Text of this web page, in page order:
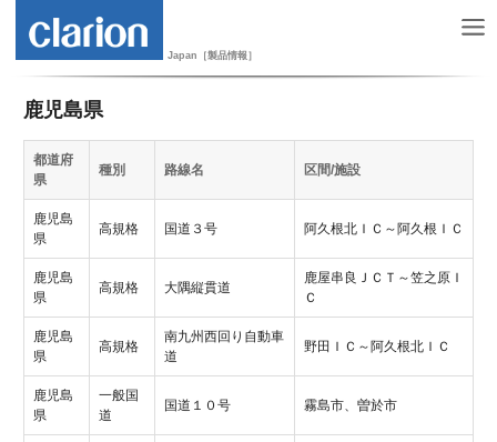
Japan［製品情報］
鹿児島県
都道府
県
種別 路線名 区間/施設
鹿児島
県
高規格 国道３号 阿久根北ＩＣ～阿久根ＩＣ
鹿児島
県
高規格 大隅縦貫道
鹿屋串良ＪＣＴ～笠之原Ｉ
Ｃ
鹿児島
県
高規格
南九州西回り自動車
道
野田ＩＣ～阿久根北ＩＣ
鹿児島
県
一般国
道
国道１０号 霧島市、曽於市